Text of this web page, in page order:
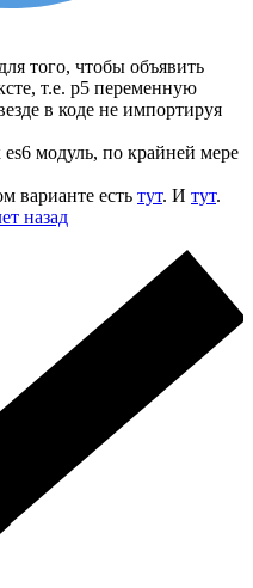
того, чтобы объявить
т.е. p5 переменную
в коде не импортируя
модуль, по крайней мере
варианте есть тут. И тут.
назад